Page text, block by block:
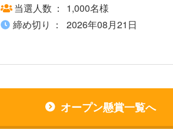
当選人数
1,000名様
締め切り
2026年08月21日
オープン懸賞一覧へ